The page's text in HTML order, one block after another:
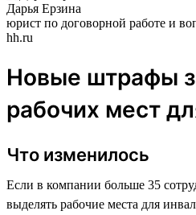
Дарья Ерзина
юрист по договорной работе и
hh.ru
Новые штрафы
рабочих мест
Что изменилось
Если в компании больше 35
выделять рабочие места для